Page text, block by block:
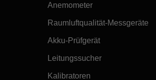
Anemometer
Raumluftqualität-Messgeräte
Akku-Prüfgerät
Leitungssucher
Kalibratoren